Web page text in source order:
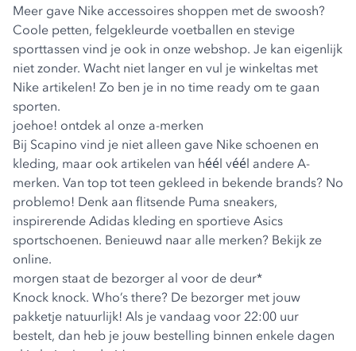
Meer gave Nike accessoires shoppen met de swoosh?
Coole petten, felgekleurde voetballen en stevige
sporttassen vind je ook in onze webshop. Je kan eigenlijk
niet zonder. Wacht niet langer en vul je winkeltas met
Nike artikelen! Zo ben je in no time ready om te gaan
sporten.
joehoe! ontdek al onze a-merken
Bij Scapino vind je niet alleen gave Nike schoenen en
kleding, maar ook artikelen van héél véél andere A-
merken. Van top tot teen gekleed in bekende brands? No
problemo! Denk aan flitsende Puma sneakers,
inspirerende Adidas kleding en sportieve Asics
sportschoenen. Benieuwd naar alle merken? Bekijk ze
online.
morgen staat de bezorger al voor de deur*
Knock knock. Who’s there? De bezorger met jouw
pakketje natuurlijk! Als je vandaag voor 22:00 uur
bestelt, dan heb je jouw bestelling binnen enkele dagen